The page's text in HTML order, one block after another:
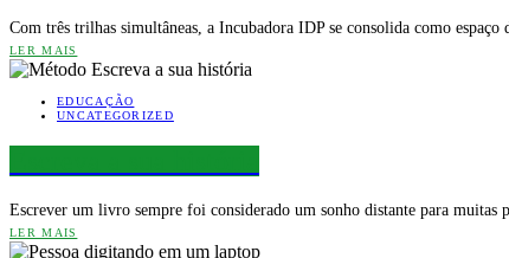
Com três trilhas simultâneas, a Incubadora IDP se consolida como
LER MAIS
EDUCAÇÃO
UNCATEGORIZED
Escrever um livro sempre foi considerado um sonho distante para muitas
LER MAIS